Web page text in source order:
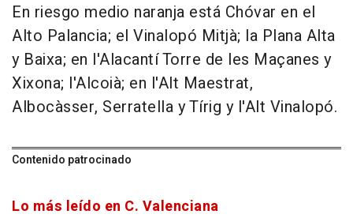
En riesgo medio naranja está Chóvar en el
Alto Palancia; el Vinalopó Mitjà; la Plana Alta
y Baixa; en l'Alacantí Torre de les Maçanes y
Xixona; l'Alcoià; en l'Alt Maestrat,
Albocàsser, Serratella y Tírig y l'Alt Vinalopó.
Contenido patrocinado
Lo más leído en C. Valenciana